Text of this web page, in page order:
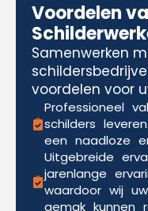
Voordelen
Samenwerken
voordelen voor
Professioneel
schilders
een naadloze
Uitgebreide
jarenlange
waardoor wij
gemak kunnen